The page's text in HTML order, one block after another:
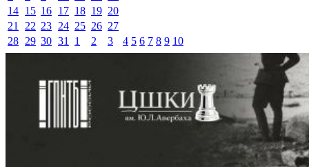
14 15 16 17 18 19 20
21
22 23 24 25 26 27
28 29 30 31 1 2 3 4 5 6 7 8 9 10